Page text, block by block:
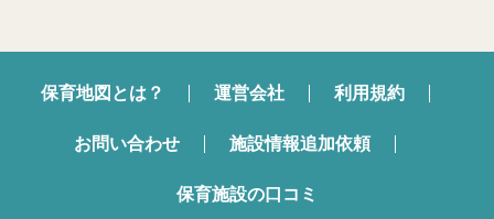
保育地図とは？ 運営会社 利用規約
お問い合わせ 施設情報追加依頼
保育施設の口コミ